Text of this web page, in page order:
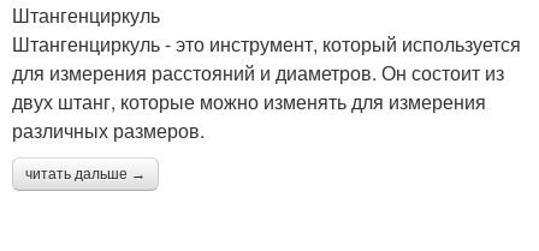
Штангенциркуль
Штангенциркуль - это инструмент, который используется
для измерения расстояний и диаметров. Он состоит из
двух штанг, которые можно изменять для измерения
различных размеров.
читать дальше →